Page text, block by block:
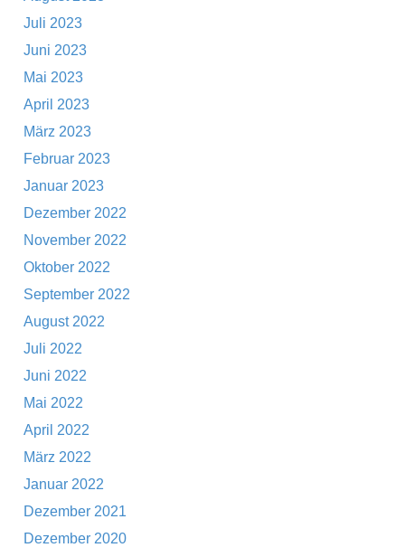
Juli 2023
Juni 2023
Mai 2023
April 2023
März 2023
Februar 2023
Januar 2023
Dezember 2022
November 2022
Oktober 2022
September 2022
August 2022
Juli 2022
Juni 2022
Mai 2022
April 2022
März 2022
Januar 2022
Dezember 2021
Dezember 2020